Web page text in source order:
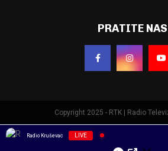
PRATITE NAS
Copyright 2025 - RTK | Radio
Radio Kruševac LIVE